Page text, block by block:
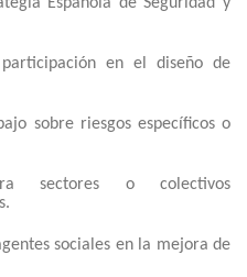
Española de Seguridad y
en el diseño de
sobre riesgos específicos o
sectores o colectivos
sociales en la mejora de